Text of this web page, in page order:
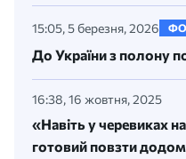
15:05, 5 березня, 2026
До України з полону
16:38, 16 жовтня, 2025
«Навіть у черевиках
готовий повзти